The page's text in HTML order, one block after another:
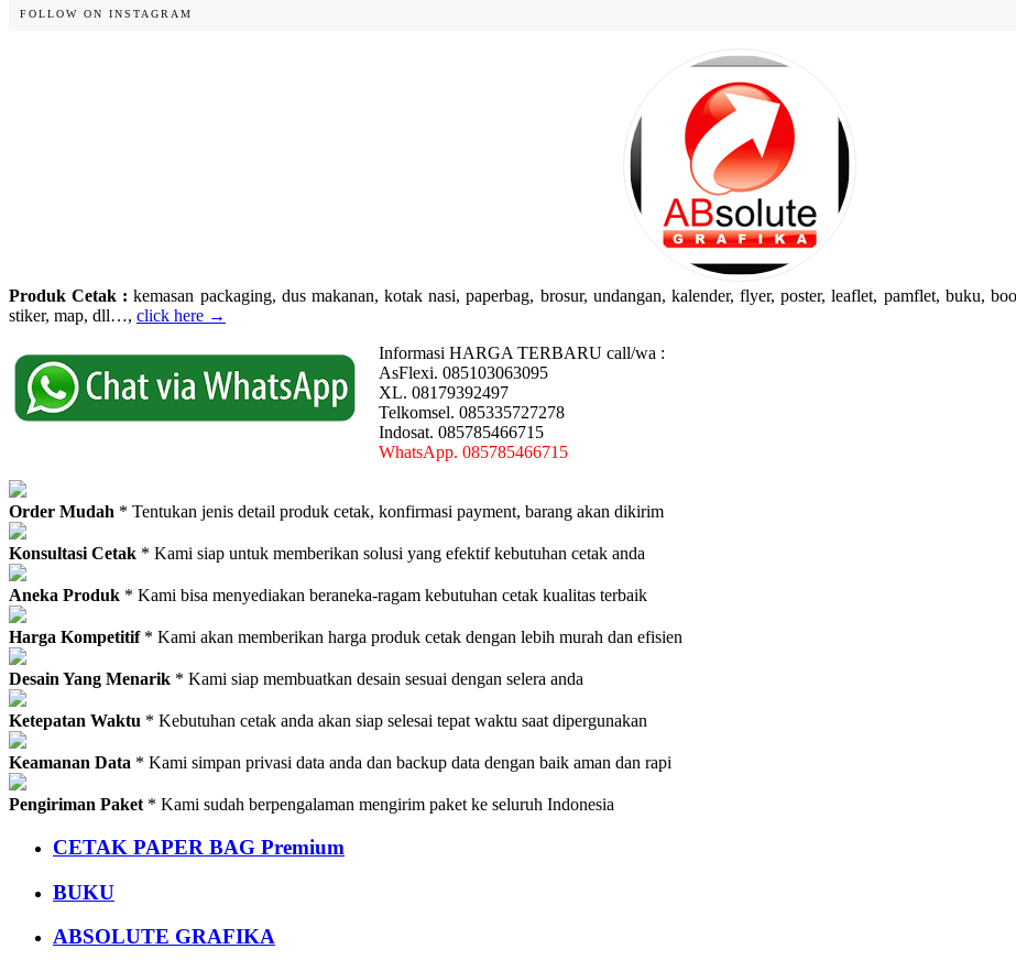
FOLLOW ON INSTAGRAM
Produk Cetak : kemasan packaging, dus makanan, kotak nasi, paperbag, brosur, undangan, kalender, flyer, poster, leaflet, pamflet, buku,
stiker, map, dll…, click here →
Informasi HARGA TERBARU call/wa :
AsFlexi. 085103063095
XL. 08179392497
Telkomsel. 085335727278
Indosat. 085785466715
WhatsApp. 085785466715
Order Mudah * Tentukan jenis detail produk cetak, konfirmasi payment, barang akan dikirim
Konsultasi Cetak * Kami siap untuk memberikan solusi yang efektif kebutuhan cetak anda
Aneka Produk * Kami bisa menyediakan beraneka-ragam kebutuhan cetak kualitas terbaik
Harga Kompetitif* Kami akan memberikan harga produk cetak dengan lebih murah dan efisien
Desain Yang Menarik * Kami siap membuatkan desain sesuai dengan selera anda
Ketepatan Waktu * Kebutuhan cetak anda akan siap selesai tepat waktu saat dipergunakan
Keamanan Data * Kami simpan privasi data anda dan backup data dengan baik aman dan rapi
Pengiriman Paket * Kami sudah berpengalaman mengirim paket ke seluruh Indonesia
CETAK PAPER BAG Premium
BUKU
ABSOLUTE GRAFIKA